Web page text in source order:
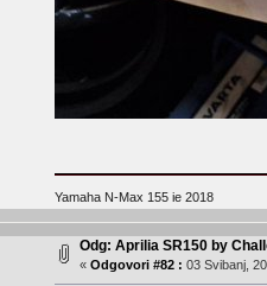
Yamaha N-Max 155 ie 2018
Odg: Aprilia SR150 by
« Odgovori #82 : 03 Svibanj,